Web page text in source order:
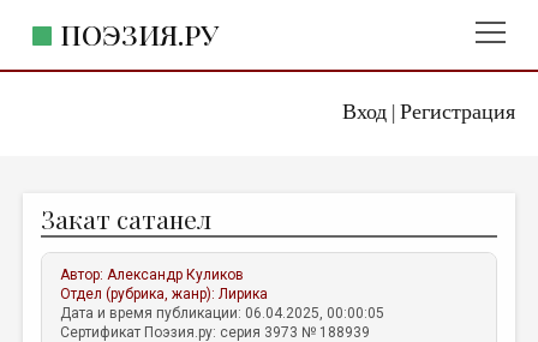
Вход| Регистрация
ПОЭЗИЯ.РУ
ЖАНРЫ
АВТОРЫ
КОММЕНТАРИИ
Закат сатанел
Автор:Александр Куликов
Отдел (рубрика, жанр):Лирика
Дата и время публикации: 06.04.2025, 00:00:05
Сертификат Поэзия.ру: серия 3973 № 188939